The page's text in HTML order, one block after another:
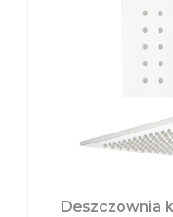
Deszczownia